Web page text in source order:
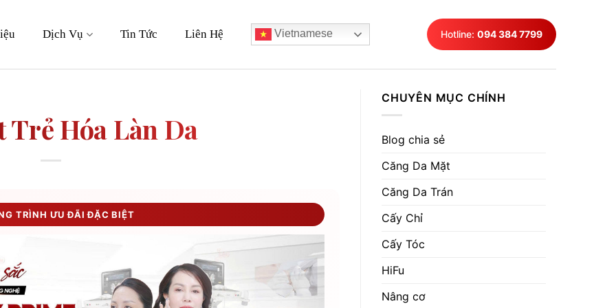
Dịch Vụ Tin Tức Liên Hệ Vietnamese Hotline: 094 384 7799
Trẻ Hóa Làn Da
TRÌNH ƯU ĐÃI ĐẶC BIỆT
CHUYÊN MỤC CHÍNH
Blog chia sẻ
Căng Da Mặt
Căng Da Trán
Cấy Chỉ
Cấy Tóc
HiFu
Nâng cơ